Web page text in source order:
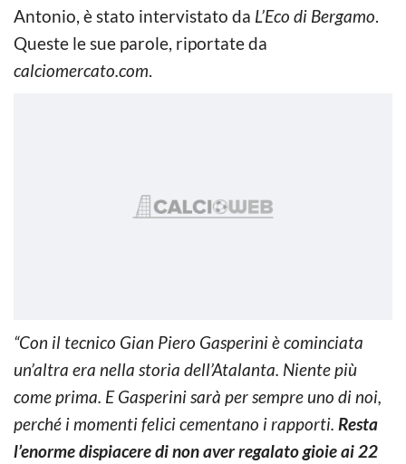
Antonio, è stato intervistato da L’Eco di Bergamo.
Queste le sue parole, riportate da
calciomercato.com.
“Con il tecnico Gian Piero Gasperini è cominciata
un’altra era nella storia dell’Atalanta. Niente più
come prima. E Gasperini sarà per sempre uno di noi,
perché i momenti felici cementano i rapporti. Resta
l’enorme dispiacere di non aver regalato gioie ai 22